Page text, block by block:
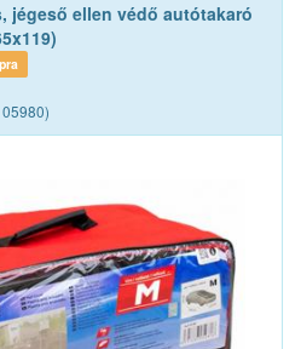
jégeső ellen védő autótakaró